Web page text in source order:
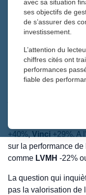
Il n’y a pas lieu de
records. Je crois
atteigne de nouveaux
cotées. Cela veut
croissance. C’est un
Ceci dit, ces hausses
janvier par le secteur
+40%, Vinci +29%. A
sur la performance
comme LVMH -22%
La question qui
pas la valorisation de
avec sa situation
ses objectifs de
de s’assurer des
investissement.
L’attention du
chiffres cités ont
performances
fiable des